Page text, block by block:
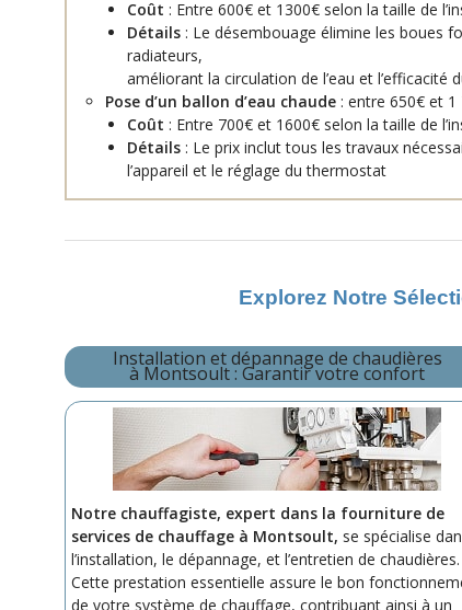
Coût : Entre 600€ et 1300€ selon la taille de
Détails : Le désembouage élimine les boues
radiateurs,
améliorant la circulation de l’eau et l’efficacité
Pose d’un ballon d’eau chaude : entre 650€ et 1
Coût : Entre 700€ et 1600€ selon la taille de
Détails : Le prix inclut tous les travaux
l’appareil et le réglage du thermostat
Explorez Notre
Installation et dépannage de chaudières
à Montsoult : Garantir votre confort
Notre chauffagiste, expert dans la fourniture de
services de chauffage à Montsoult, se spécialise
l’installation, le dépannage, et l’entretien de chaudières.
Cette prestation essentielle assure le bon
de votre système de chauffage, contribuant ainsi à un